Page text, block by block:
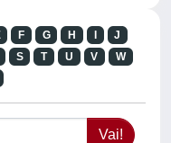
F G H
J
S T U V
W